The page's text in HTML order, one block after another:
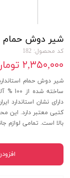
شیر دوش حمام
کد محصول: 182
۲,۳۵۰,۰۰۰ تومان
شیر دوش حمام
کتبی معتبر دارد. این
بالا است. تمامی